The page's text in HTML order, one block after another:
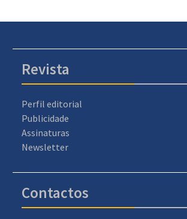
Revista
Perfil editorial
Publicidade
Assinaturas
Newsletter
Contactos